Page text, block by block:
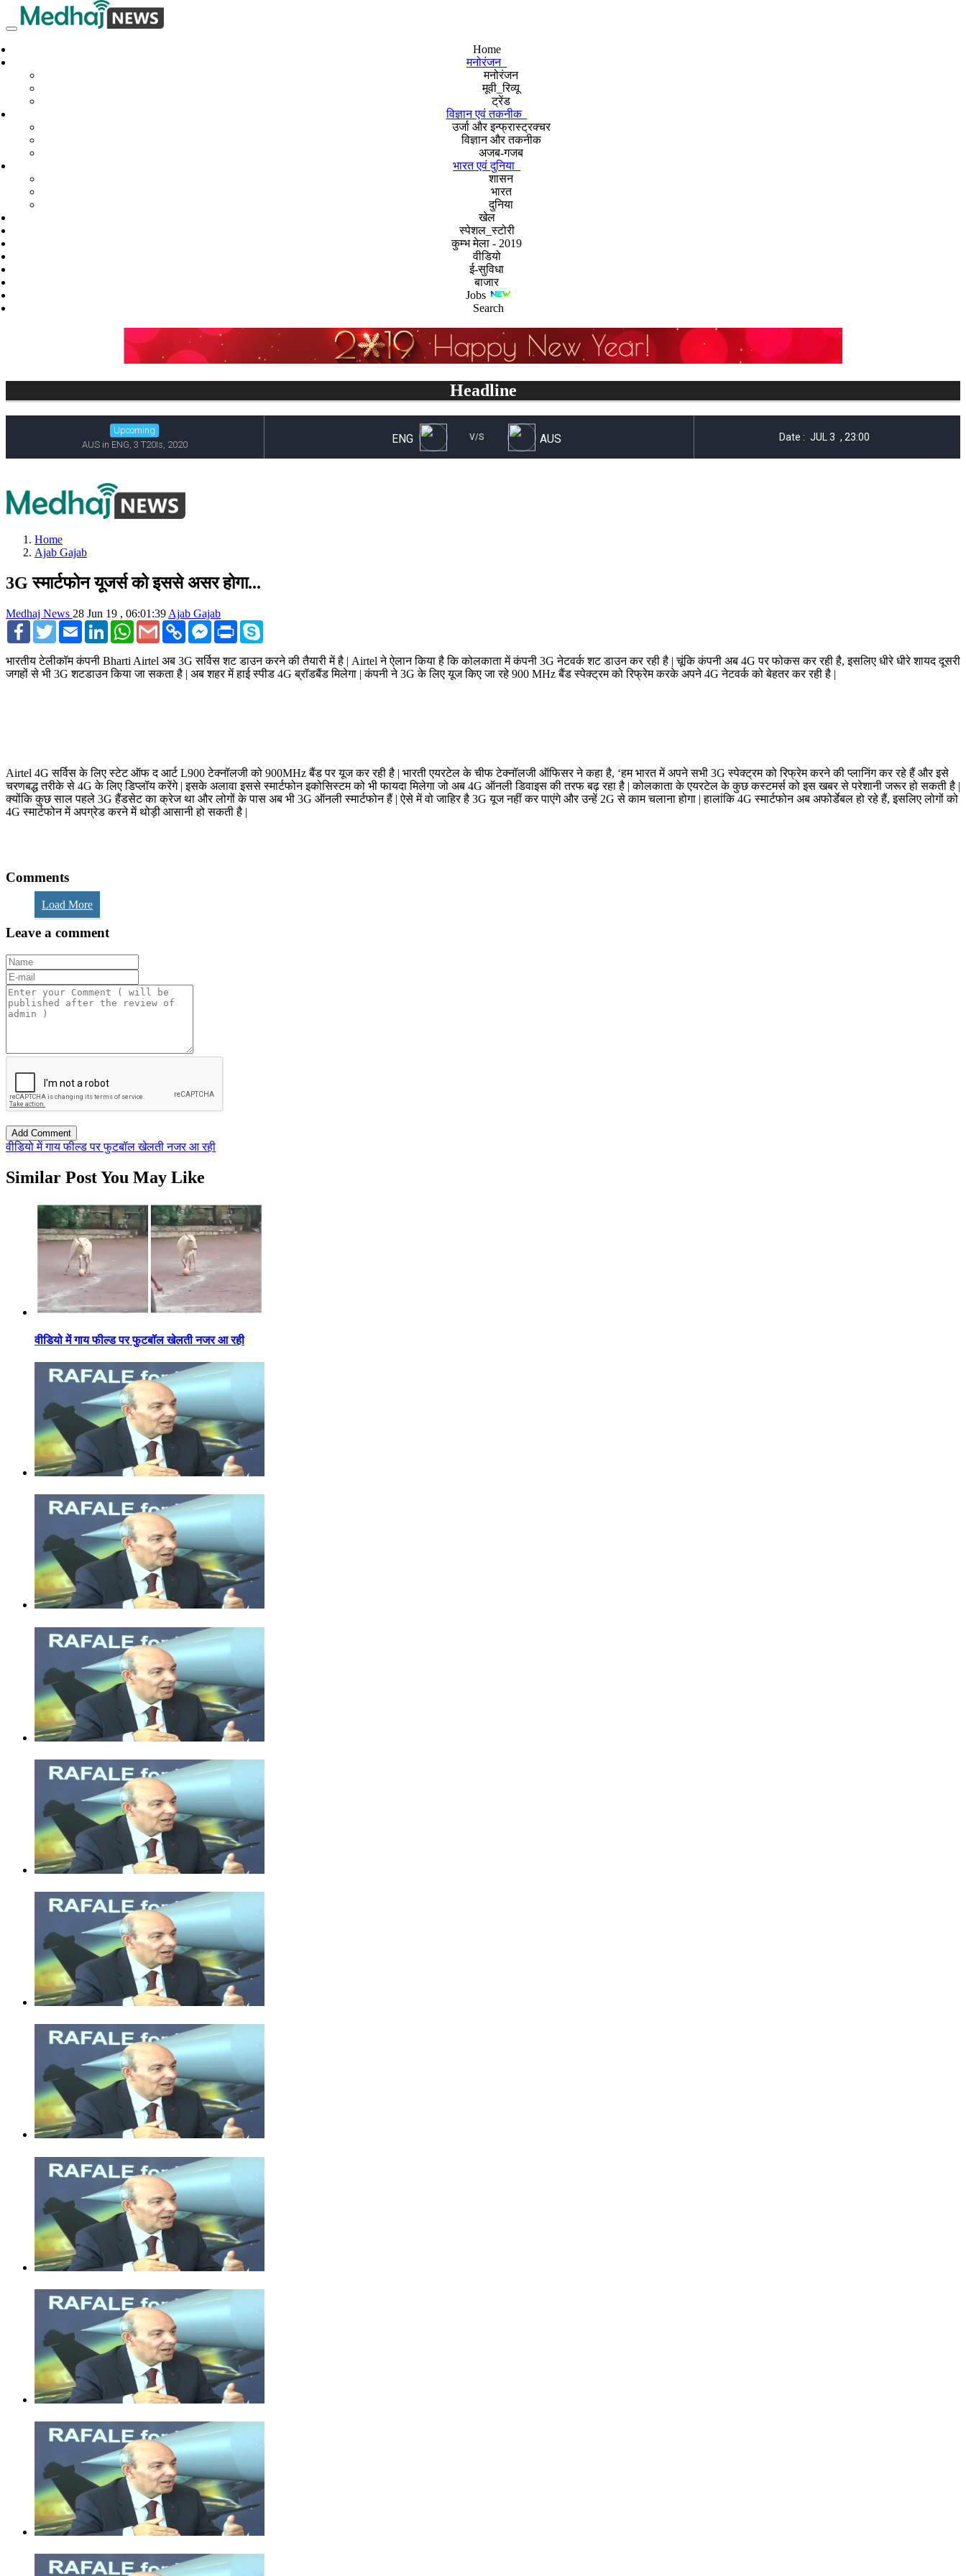
Home
मनोरंजन
मनोरंजन
मूवी_रिव्यू
ट्रेंड
विज्ञान एवं तकनीक
उर्जा और इन्फ्रास्ट्रक्चर
विज्ञान और तकनीक
अजब-गजब
भारत एवं दुनिया
शासन
भारत
दुनिया
खेल
स्पेशल_स्टोरी
कुम्भ मेला - 2019
वीडियो
ई-सुविधा
बाजार
Jobs
Search
Headline
Home
Ajab Gajab
3G स्मार्टफोन यूजर्स को इससे असर होगा...
Medhaj News 28 Jun 19 , 06:01:39 Ajab Gajab
Facebook
TwitterEmail LinkedInWhatsApp
Gmail Copy
Link
Facebook
Messenger
Print
भारतीय टेलीकॉम कंपनी Bharti Airtel अब 3G सर्विस शट डाउन करने की तैयारी में है | Airtel ने ऐलान किया है कि कोलकाता में कंपनी 3G नेटवर्क शट डाउन कर रही है | चूंकि कंपनी अब 4G पर फोकस कर रही है, इसलिए धीरे धीरे शायद दूसरी
जगहों से भी 3G शटडाउन किया जा सकता है | अब शहर में हाई स्पीड 4G ब्रॉडबैंड मिलेगा | कंपनी ने 3G के लिए यूज किए जा रहे 900 MHz बैंड स्पेक्ट्रम को रिफ्रेम करके अपने 4G नेटवर्क को बेहतर कर रही है |
Airtel 4G सर्विस के लिए स्टेट ऑफ द आर्ट L900 टेक्नॉलजी को 900MHz बैंड पर यूज कर रही है | भारती एयरटेल के चीफ टेक्नॉलजी ऑफिसर ने कहा है, ‘हम भारत में अपने सभी 3G स्पेक्ट्रम को रिफ्रेम करने की प्लानिंग कर रहे हैं और इसे
चरणबद्ध तरीके से 4G के लिए डिप्लॉय करेंगे | इसके अलावा इससे स्मार्टफोन इकोसिस्टम को भी फायदा मिलेगा जो अब 4G ऑनली डिवाइस की तरफ बढ़ रहा है | कोलकाता के एयरटेल के कुछ कस्टमर्स को इस खबर से परेशानी जरूर हो सकती है |
क्योंकि कुछ साल पहले 3G हैंडसेट का क्रेज था और लोगों के पास अब भी 3G ऑनली स्मार्टफोन हैं | ऐसे में वो जाहिर है 3G यूज नहीं कर पाएंगे और उन्हें 2G से काम चलाना होगा | हालांकि 4G स्मार्टफोन अब अफोर्डेबल हो रहे हैं, इसलिए लोगों को
4G स्मार्टफोन में अपग्रेड करने में थोड़ी आसानी हो सकती है |
Comments
Load More
Leave a comment
वीडियो में गाय फील्ड पर फुटबॉल खेलती नजर आ रही
Similar Post You May Like
वीडियो में गाय फील्ड पर फुटबॉल खेलती नजर आ रही